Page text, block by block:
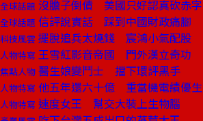
全球話題 沒膽子倒債 美國只好認真砍赤字
全球話題 信評說實話 踩到中國財政痛腳
科技風雲 擺脫追兵太燒錢 宸鴻小氣配股
人物特寫 王雪紅影音帝國 門外漢立奇功
焦點人物 醫生娘變鬥士 擋下環評黑手
人物特寫 他五年還六十億 重當機電績優生
人物特寫 速度女王 幫交大裝上生物腦